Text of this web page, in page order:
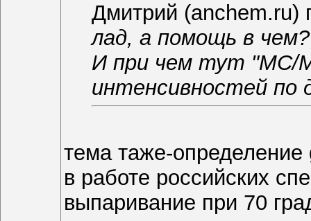
Дмитрий (anchem.ru)
лад, а помощь в чем?
И при чем тут "МС/
интенсивностей по
тема таже-определение
в работе российских
выпаривание при 70